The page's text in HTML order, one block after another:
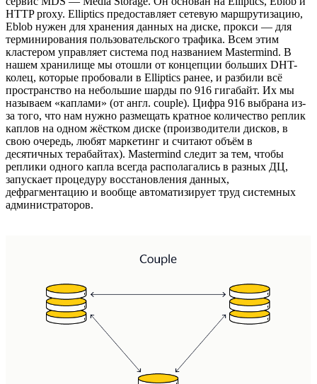
HTTP proxy. Elliptics предоставляет сетевую маршрутизацию,
Eblob нужен для хранения данных на диске, прокси — для
терминирования пользовательского трафика. Всем этим
кластером управляет система под названием Mastermind. В
нашем хранилище мы отошли от концепции больших DHT-
колец, которые пробовали в Elliptics ранее, и разбили всё
пространство на небольшие шарды по 916 гигабайт. Их мы
называем «каплами» (от англ. couple). Цифра 916 выбрана из-
за того, что нам нужно размещать кратное количество реплик
каплов на одном жёстком диске (производители дисков, в
свою очередь, любят маркетинг и считают объём в
десятичных терабайтах). Mastermind следит за тем, чтобы
реплики одного капла всегда располагались в разных ДЦ,
запускает процедуру восстановления данных,
дефрагментацию и вообще автоматизирует труд системных
администраторов.